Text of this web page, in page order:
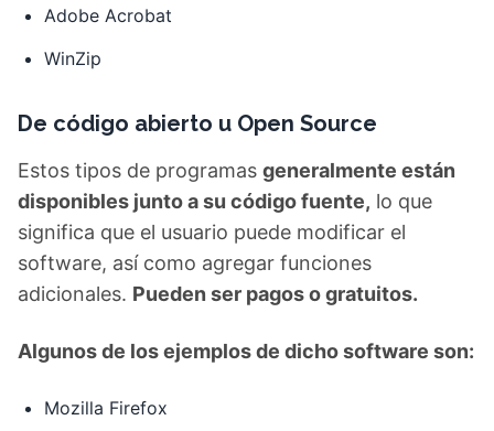
Adobe Acrobat
WinZip
De código abierto u Open Source
Estos tipos de programas generalmente están
disponibles junto a su código fuente, lo que
significa que el usuario puede modificar el
software, así como agregar funciones
adicionales. Pueden ser pagos o gratuitos.
Algunos de los ejemplos de dicho software son:
Mozilla Firefox